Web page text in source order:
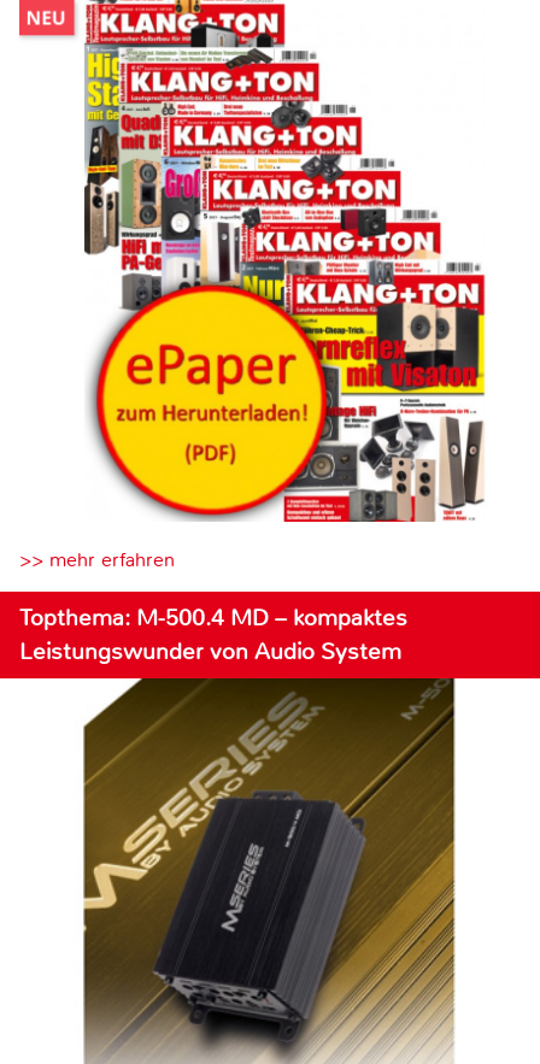
>> mehr erfahren
Topthema: M-500.4 MD – kompaktes
Leistungswunder von Audio System